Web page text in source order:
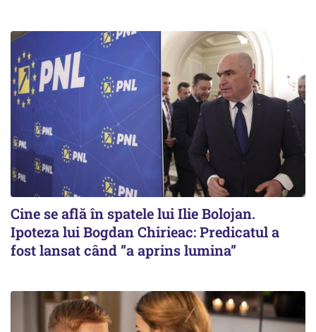
Cine se află în spatele lui Ilie Bolojan.
Ipoteza lui Bogdan Chirieac: Predicatul a
fost lansat când ”a aprins lumina”